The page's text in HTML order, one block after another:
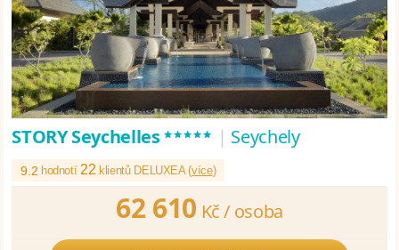
STORY Seychelles***** | Seychely
9.2 hodnotí22 klientů DELUXEA (více)
62 610 Kč / osoba